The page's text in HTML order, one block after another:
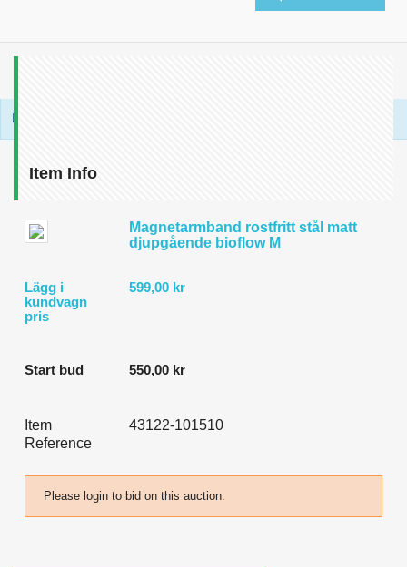
Item Info
Magnetarmband rostfritt stål matt
djupgående bioflow M
Lägg i
kundvagn
pris
599,00 kr
Start bud 550,00 kr
Item
Reference
43122-101510
Please login to bid on this auction. ×